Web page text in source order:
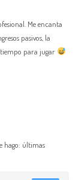
Me encanta
pasivos, la
tiempo para jugar
hago: últimas